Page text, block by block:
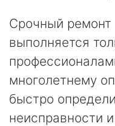
Срочный ремонт
выполняется
многолетнему
быстро
неисправности